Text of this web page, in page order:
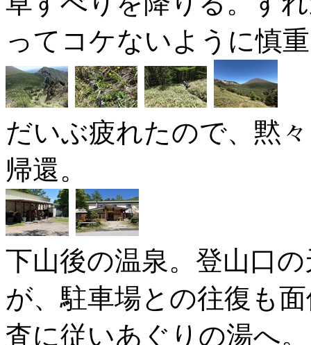
ってコケないように慎
だいぶ疲れたので、黙
帰還。
下山後の温泉。登山口
が、駐車場との往復も
査に従いあぐりの湯へ